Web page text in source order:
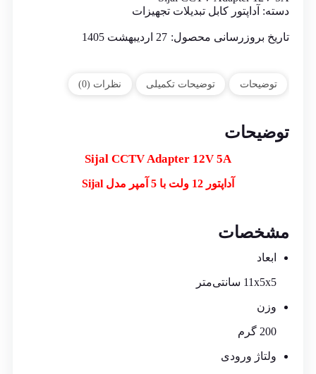
دسته: آداپتور کابل تبدیلات تجهیزات
تاریخ بروزرسانی محصول: 27 اردیبهشت 1405
توضیحات توضیحات تکمیلی نظرات (0)
توضیحات
Sijal CCTV Adapter 12V 5A
آداپتور 12 ولت با 5 آمپر مدل Sijal
مشخصات
ابعاد
11x5x5 سانتی‌متر
وزن
200 گرم
ولتاژ ورودی